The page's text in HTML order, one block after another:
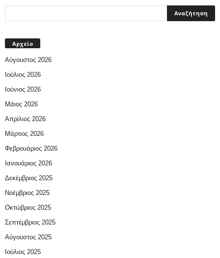
Αρχείο
Αύγουστος 2026
Ιούλιος 2026
Ιούνιος 2026
Μάιος 2026
Απρίλιος 2026
Μάρτιος 2026
Φεβρουάριος 2026
Ιανουάριος 2026
Δεκέμβριος 2025
Νοέμβριος 2025
Οκτώβριος 2025
Σεπτέμβριος 2025
Αύγουστος 2025
Ιούλιος 2025